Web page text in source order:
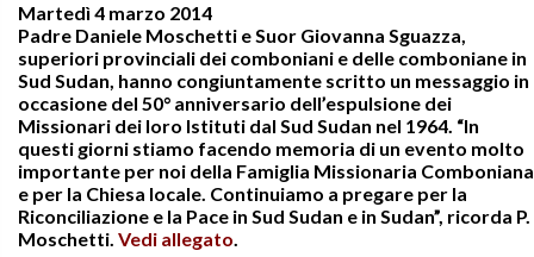
Martedì 4 marzo 2014
Padre Daniele Moschetti e Suor Giovanna Sguazza,
superiori provinciali dei comboniani e delle comboniane in
Sud Sudan, hanno congiuntamente scritto un messaggio in
occasione del 50° anniversario dell’espulsione dei
Missionari dei loro Istituti dal Sud Sudan nel 1964. “In
questi giorni stiamo facendo memoria di un evento molto
importante per noi della Famiglia Missionaria Comboniana
e per la Chiesa locale. Continuiamo a pregare per la
Riconciliazione e la Pace in Sud Sudan e in Sudan”, ricorda P.
Moschetti. Vedi allegato.